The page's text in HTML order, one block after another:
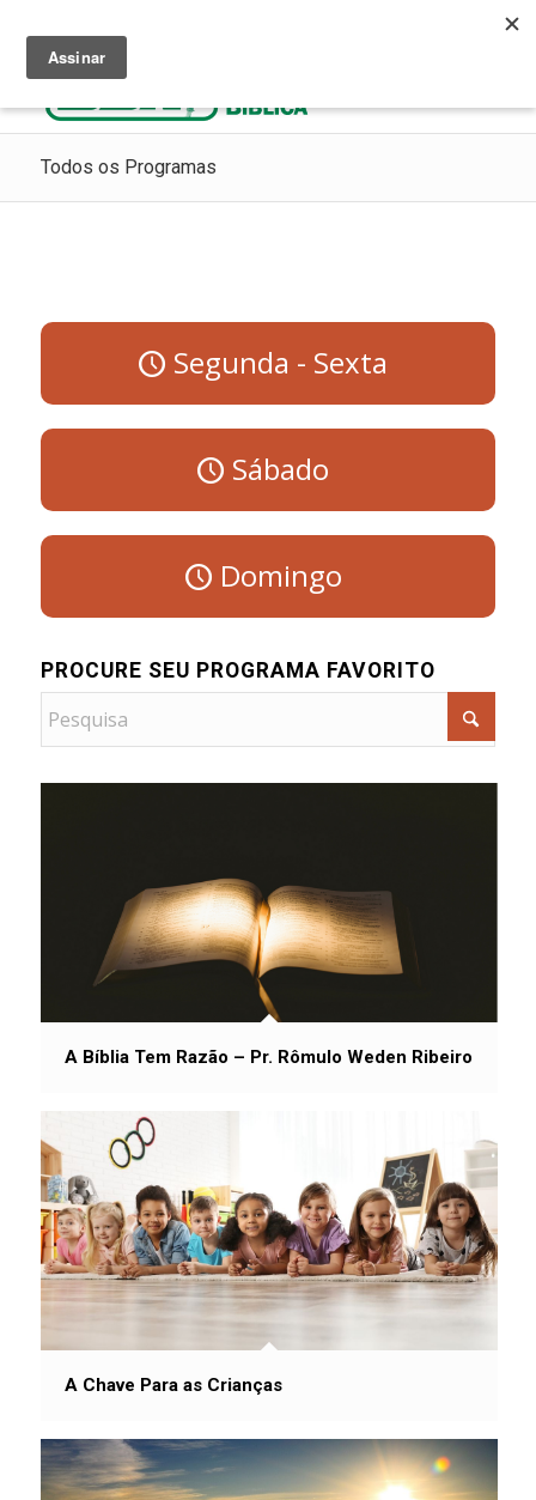
Todos os Programas
Segunda - Sexta
Sábado
Domingo
PROCURE SEU PROGRAMA FAVORITO
A Bíblia Tem Razão – Pr. Rômulo Weden Ribeiro
A Chave Para as Crianças